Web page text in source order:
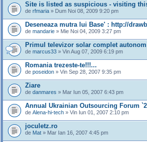
Site is listed as suspicious - visiting
de rfmaria » Dum Noi 08, 2009 9:20 pm
Deseneaza mutra lui Base' : http://
de mandarie » Mie Noi 04, 2009 3:27 pm
Primul televizor solar complet autonom
de marcus33 » Vin Aug 07, 2009 6:19 pm
Romania trezeste-te!!!...
de poseidon » Vin Sep 28, 2007 9:35 pm
Ziare
de danmares » Mar Iun 05, 2007 6:43 pm
Annual Ukrainian Outsourcing Forum
de Alena-hi-tech » Vin Iun 01, 2007 2:10 pm
joculetz.ro
de Mat » Mar Ian 16, 2007 4:45 pm